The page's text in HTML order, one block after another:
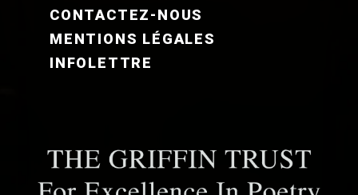
CONTACTEZ-NOUS
MENTIONS LÉGALES
INFOLETTRE